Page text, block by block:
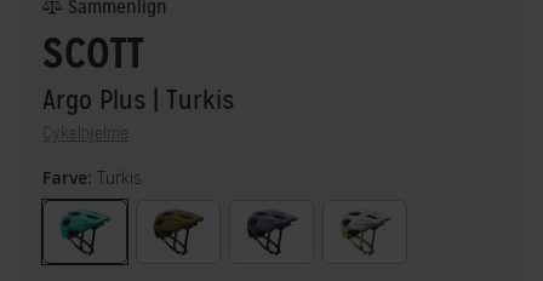
SCOTT
Argo Plus | Turkis
Cykelhjelme
Sammenlign
Farve: Turkis